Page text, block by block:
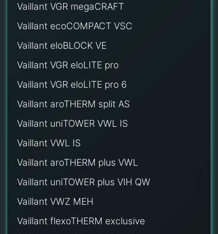
Vaillant VGR megaCRAFT
Vaillant ecoCOMPACT VSC
Vaillant eloBLOCK VE
Vaillant VGR eloLITE pro
Vaillant VGR eloLITE pro 6
Vaillant aroTHERM split AS
Vaillant uniTOWER VWL IS
Vaillant VWL IS
Vaillant aroTHERM plus VWL
Vaillant uniTOWER plus VIH QW
Vaillant VWZ MEH
Vaillant flexoTHERM exclusive